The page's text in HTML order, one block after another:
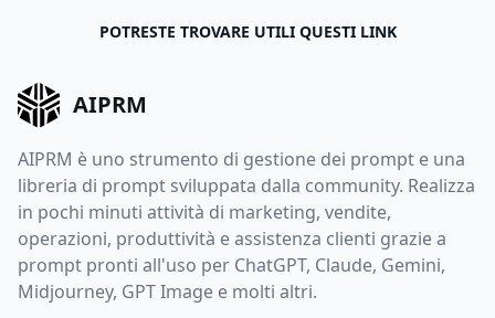
POTRESTE TROVARE UTILI QUESTI LINK
AIPRM
AIPRM è uno strumento di gestione dei prompt e una
libreria di prompt sviluppata dalla community. Realizza
in pochi minuti attività di marketing, vendite,
operazioni, produttività e assistenza clienti grazie a
prompt pronti all'uso per ChatGPT, Claude, Gemini,
Midjourney, GPT Image e molti altri.